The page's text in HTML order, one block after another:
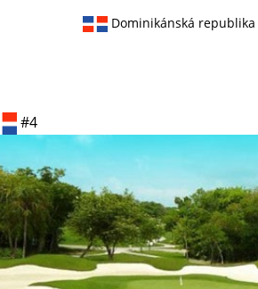
Dominikánská republika
#4